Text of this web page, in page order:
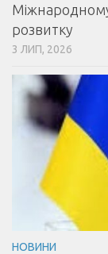
розвитку
3 ЛИП, 2026
НОВИНИ